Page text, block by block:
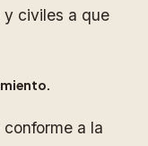
y civiles a que
a la